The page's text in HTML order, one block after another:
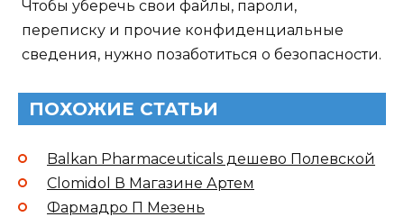
Чтобы уберечь свои файлы, пароли,
переписку и прочие конфиденциальные
сведения, нужно позаботиться о безопасности.
ПОХОЖИЕ СТАТЬИ
Balkan Pharmaceuticals дешево Полевской
Clomidol В Магазине Артем
Фармадро П Мезень